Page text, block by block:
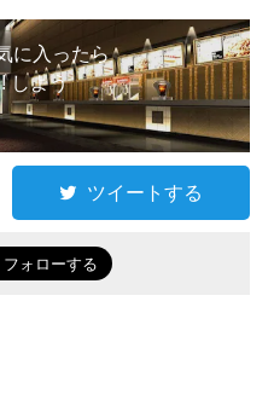
に入ったら
しよう
ツイートする